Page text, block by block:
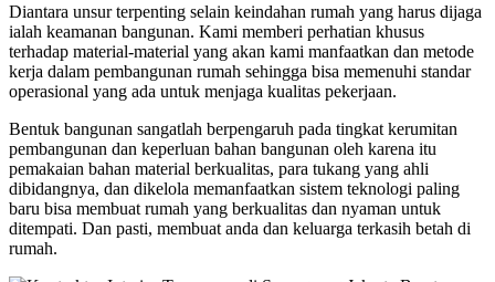
Diantara unsur terpenting selain keindahan rumah yang harus dijaga
ialah keamanan bangunan. Kami memberi perhatian khusus
terhadap material-material yang akan kami manfaatkan dan metode
kerja dalam pembangunan rumah sehingga bisa memenuhi standar
operasional yang ada untuk menjaga kualitas pekerjaan.
Bentuk bangunan sangatlah berpengaruh pada tingkat kerumitan
pembangunan dan keperluan bahan bangunan oleh karena itu
pemakaian bahan material berkualitas, para tukang yang ahli
dibidangnya, dan dikelola memanfaatkan sistem teknologi paling
baru bisa membuat rumah yang berkualitas dan nyaman untuk
ditempati. Dan pasti, membuat anda dan keluarga terkasih betah di
rumah.